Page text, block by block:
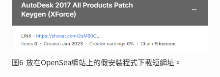
圖6 放在OpenSea網站上的假安裝程式下載短網址。